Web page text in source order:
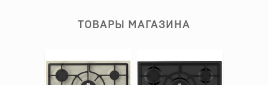
ТОВАРЫ МАГАЗИНА